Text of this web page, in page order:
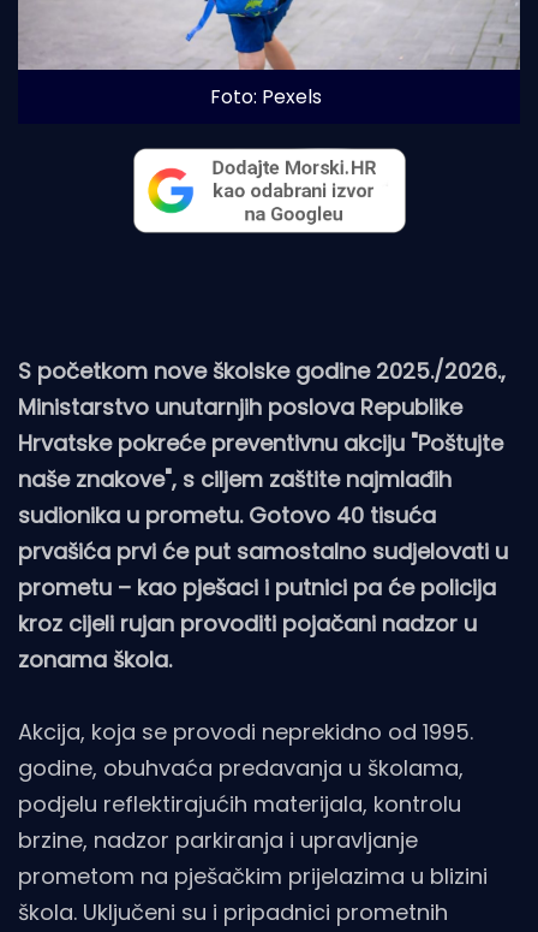
Foto: Pexels
S početkom nove školske godine 2025./2026.,
Ministarstvo unutarnjih poslova Republike
Hrvatske pokreće preventivnu akciju "Poštujte
naše znakove", s ciljem zaštite najmlađih
sudionika u prometu. Gotovo 40 tisuća
prvašića prvi će put samostalno sudjelovati u
prometu – kao pješaci i putnici pa će policija
kroz cijeli rujan provoditi pojačani nadzor u
zonama škola.
Akcija, koja se provodi neprekidno od 1995.
godine, obuhvaća predavanja u školama,
podjelu reflektirajućih materijala, kontrolu
brzine, nadzor parkiranja i upravljanje
prometom na pješačkim prijelazima u blizini
škola. Uključeni su i pripadnici prometnih